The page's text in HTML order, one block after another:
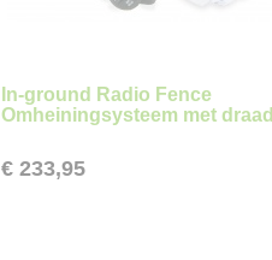
In-ground Radio Fence
Omheiningsysteem met draad
€ 233,95